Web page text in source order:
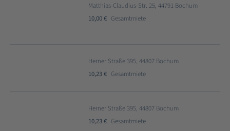
Matthias-Claudius-Str. 25, 44791 Bochum
10,00 € Gesamtmiete
Herner Straße 395, 44807 Bochum
10,23 € Gesamtmiete
Herner Straße 395, 44807 Bochum
10,23 € Gesamtmiete